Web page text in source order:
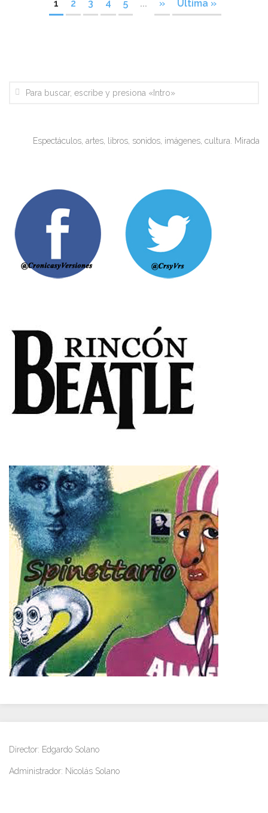
1 2 3 4 5 ... » Última »
Espectáculos, artes, libros, sonidos, imágenes, cultura. Miradas
Director: Edgardo Solano
Administrador: Nicolás Solano